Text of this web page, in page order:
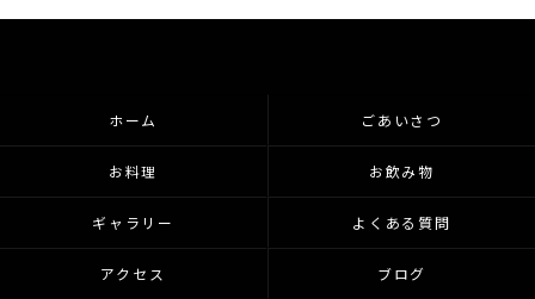
ホーム ごあいさつ
お料理 お飲み物
ギャラリー よくある質問
アクセス ブログ